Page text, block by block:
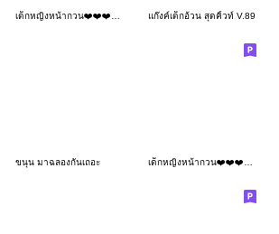
เด็กหญิงหน้ากวน❤️❤️❤️134 BIG แก๊งค์เด็กอ้วน สุดคิ้วท์ V.89
ขนุน มาฉลองกันเถอะ